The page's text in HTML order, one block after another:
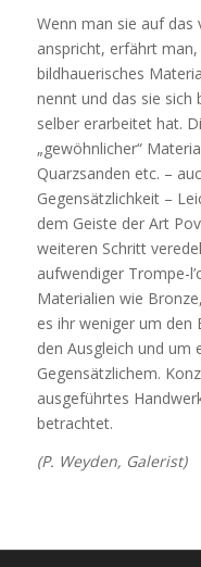
Wenn man sie auf
anspricht, erfährt
bildhauerisches
nennt und das sie sich
selber erarbeitet hat.
„gewöhnlicher“
Quarzsanden etc. –
Gegensätzlichkeit –
dem Geiste der Art
weiteren Schritt
aufwendiger Trompe-
Materialien wie
es ihr weniger um den
den Ausgleich und um
Gegensätzlichem.
ausgeführtes
betrachtet.
(P. Weyden, Galerist)